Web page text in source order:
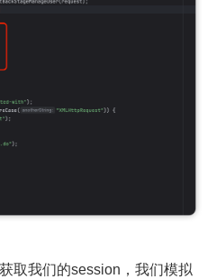
取我们的session，我们模拟